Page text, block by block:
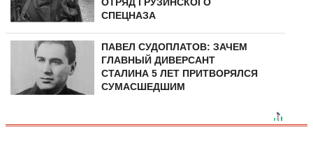
СПЕЦНАЗА
ПАВЕЛ СУДОПЛАТОВ: ЗАЧЕМ
ГЛАВНЫЙ ДИВЕРСАНТ
СТАЛИНА 5 ЛЕТ ПРИТВОРЯЛСЯ
СУМАСШЕДШИМ